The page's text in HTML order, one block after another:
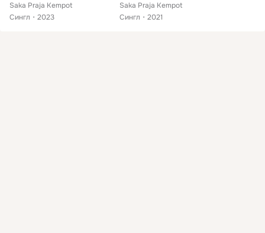
Saka Praja Kempot
Сингл
2023
Saka Praja Kempot
Сингл
2021